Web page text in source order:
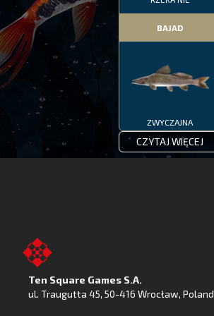
BAJAD
ZWYCZAJNA
CZYTAJ WIĘCEJ
Ten Square Games S.A.
ul. Traugutta 45, 50-416 Wrocław, Poland